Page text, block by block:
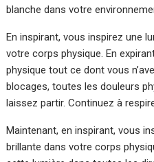
blanche dans votre
En inspirant, vous inspirez une
votre corps physique. En
physique tout ce dont vous
blocages, toutes les douleurs
laissez partir. Continuez à
Maintenant, en inspirant, vous
brillante dans votre corps